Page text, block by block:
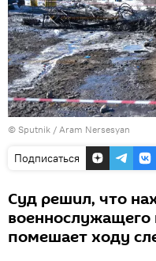
© Sputnik / Aram Nersesyan
Подписаться
Суд решил, что
военнослужащего
помешает ходу